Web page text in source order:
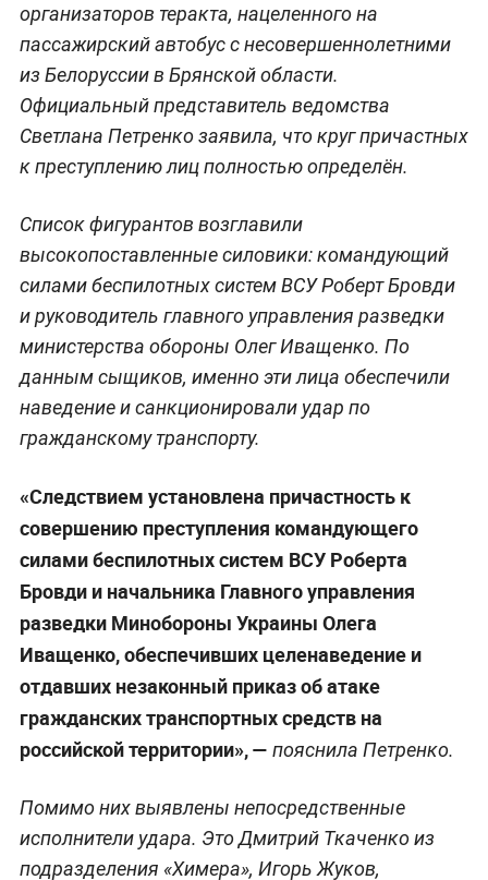
организаторов теракта, нацеленного на
пассажирский автобус с несовершеннолетними
из Белоруссии в Брянской области.
Официальный представитель ведомства
Светлана Петренко заявила, что круг причастных
к преступлению лиц полностью определён.
Список фигурантов возглавили
высокопоставленные силовики: командующий
силами беспилотных систем ВСУ Роберт Бровди
и руководитель главного управления разведки
министерства обороны Олег Иващенко. По
данным сыщиков, именно эти лица обеспечили
наведение и санкционировали удар по
гражданскому транспорту.
«Следствием установлена причастность к
совершению преступления командующего
силами беспилотных систем ВСУ Роберта
Бровди и начальника Главного управления
разведки Минобороны Украины Олега
Иващенко, обеспечивших целенаведение и
отдавших незаконный приказ об атаке
гражданских транспортных средств на
российской территории», — пояснила Петренко.
Помимо них выявлены непосредственные
исполнители удара. Это Дмитрий Ткаченко из
подразделения «Химера», Игорь Жуков,